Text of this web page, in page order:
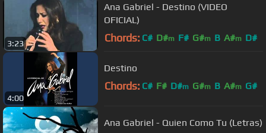
3:23
Ana Gabriel - Destino (VIDEO
OFICIAL)
Chords: C# D#m F# G#m B A#m D#
4:00
Destino
Chords: C# F# D#m G#m B A#m G#
Ana Gabriel - Quien Como Tu (Letras)